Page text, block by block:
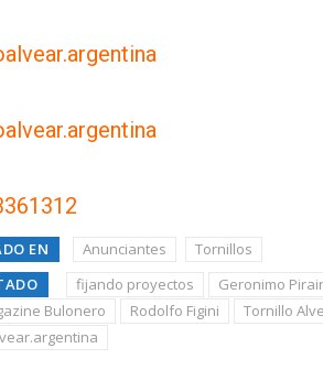
EN Anunciantes
Tornillos
fijando proyectos Geronimo
Bulonero
Rodolfo Figini Tornillo